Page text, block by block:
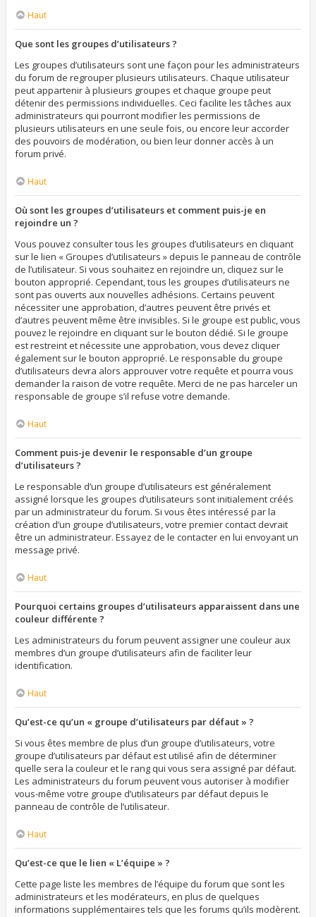
Haut
Que sont les groupes d’utilisateurs ?
Les groupes d’utilisateurs sont une façon pour les administrateurs
du forum de regrouper plusieurs utilisateurs. Chaque utilisateur
peut appartenir à plusieurs groupes et chaque groupe peut
détenir des permissions individuelles. Ceci facilite les tâches aux
administrateurs qui pourront modifier les permissions de
plusieurs utilisateurs en une seule fois, ou encore leur accorder
des pouvoirs de modération, ou bien leur donner accès à un
forum privé.
Haut
Où sont les groupes d’utilisateurs et comment puis-je en
rejoindre un ?
Vous pouvez consulter tous les groupes d’utilisateurs en cliquant
sur le lien « Groupes d’utilisateurs » depuis le panneau de contrôle
de l’utilisateur. Si vous souhaitez en rejoindre un, cliquez sur le
bouton approprié. Cependant, tous les groupes d’utilisateurs ne
sont pas ouverts aux nouvelles adhésions. Certains peuvent
nécessiter une approbation, d’autres peuvent être privés et
d’autres peuvent même être invisibles. Si le groupe est public, vous
pouvez le rejoindre en cliquant sur le bouton dédié. Si le groupe
est restreint et nécessite une approbation, vous devez cliquer
également sur le bouton approprié. Le responsable du groupe
d’utilisateurs devra alors approuver votre requête et pourra vous
demander la raison de votre requête. Merci de ne pas harceler un
responsable de groupe s’il refuse votre demande.
Haut
Comment puis-je devenir le responsable d’un groupe
d’utilisateurs ?
Le responsable d’un groupe d’utilisateurs est généralement
assigné lorsque les groupes d’utilisateurs sont initialement créés
par un administrateur du forum. Si vous êtes intéressé par la
création d’un groupe d’utilisateurs, votre premier contact devrait
être un administrateur. Essayez de le contacter en lui envoyant un
message privé.
Haut
Pourquoi certains groupes d’utilisateurs apparaissent dans une
couleur différente ?
Les administrateurs du forum peuvent assigner une couleur aux
membres d’un groupe d’utilisateurs afin de faciliter leur
identification.
Haut
Qu’est-ce qu’un « groupe d’utilisateurs par défaut » ?
Si vous êtes membre de plus d’un groupe d’utilisateurs, votre
groupe d’utilisateurs par défaut est utilisé afin de déterminer
quelle sera la couleur et le rang qui vous sera assigné par défaut.
Les administrateurs du forum peuvent vous autoriser à modifier
vous-même votre groupe d’utilisateurs par défaut depuis le
panneau de contrôle de l’utilisateur.
Haut
Qu’est-ce que le lien « L’équipe » ?
Cette page liste les membres de l’équipe du forum que sont les
administrateurs et les modérateurs, en plus de quelques
informations supplémentaires tels que les forums qu’ils modèrent.